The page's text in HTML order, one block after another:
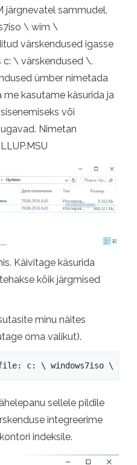
järgnevatel sammudel,
\ wim \
värskendused igasse
c: \ värskendused \.
ümber nimetada
me kasutame käsurida ja
või
Nimetan
Käivitage käsurida
kõik järgmised
minu näites
oma valikut).
c: \ windows7iso \
sellele pildile
integreerime
indeksile.